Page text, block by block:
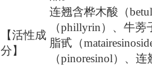
【活性成
分】
连翘含桦木酸（
（phillyrin）、牛
脂甙（
（pinoresinol）、连